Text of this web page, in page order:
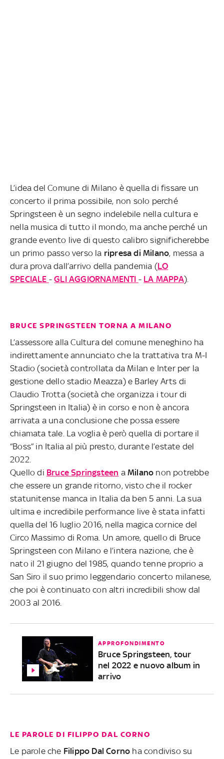
L’idea del Comune di Milano è quella di fissare un
concerto il prima possibile, non solo perché
Springsteen è un segno indelebile nella cultura e
nella musica di tutto il mondo, ma anche perché un
grande evento live di questo calibro significherebbe
un primo passo verso la ripresa di Milano, messa a
dura prova dall’arrivo della pandemia (LO
SPECIALE -GLI AGGIORNAMENTI - LA MAPPA).
BRUCE SPRINGSTEEN TORNA A MILANO
L’assessore alla Cultura del comune meneghino ha
indirettamente annunciato che la trattativa tra M-I
Stadio (società controllata da Milan e Inter per la
gestione dello stadio Meazza) e Barley Arts di
Claudio Trotta (società che organizza i tour di
Springsteen in Italia) è in corso e non è ancora
arrivata a una conclusione che possa essere
chiamata tale. La voglia è però quella di portare il
“Boss” in Italia al più presto, durante l’estate del
2022.
Quello di Bruce Springsteen aMilano non potrebbe
che essere un grande ritorno, visto che il rocker
statunitense manca in Italia da ben 5 anni. La sua
ultima e incredibile performance live è stata infatti
quella del 16 luglio 2016, nella magica cornice del
Circo Massimo di Roma. Un amore, quello di Bruce
Springsteen con Milano e l’intera nazione, che è
nato il 21 giugno del 1985, quando tenne proprio a
San Siro il suo primo leggendario concerto milanese,
che poi è continuato con altri incredibili show dal
2003 al 2016.
APPROFONDIMENTO
Bruce Springsteen, tour
nel 2022 e nuovo album in
arrivo
LE PAROLE DI FILIPPO DAL CORNO
Le parole che Filippo Dal Corno ha condiviso su